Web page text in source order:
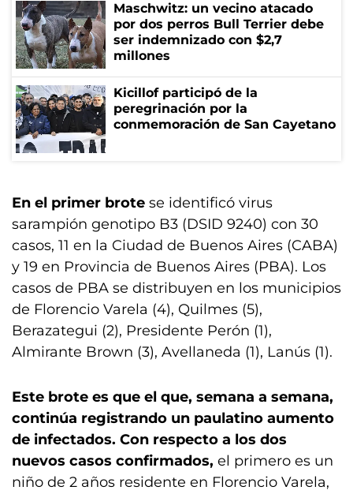
Maschwitz: un vecino atacado
por dos perros Bull Terrier debe
ser indemnizado con $2,7
millones
Kicillof participó de la
peregrinación por la
conmemoración de San Cayetano
En el primer brote se identificó virus
sarampión genotipo B3 (DSID 9240) con 30
casos, 11 en la Ciudad de Buenos Aires (CABA)
y 19 en Provincia de Buenos Aires (PBA). Los
casos de PBA se distribuyen en los municipios
de Florencio Varela (4), Quilmes (5),
Berazategui (2), Presidente Perón (1),
Almirante Brown (3), Avellaneda (1), Lanús (1).
Este brote es que el que, semana a semana,
continúa registrando un paulatino aumento
de infectados. Con respecto a los dos
nuevos casos confirmados, el primero es un
niño de 2 años residente en Florencio Varela,